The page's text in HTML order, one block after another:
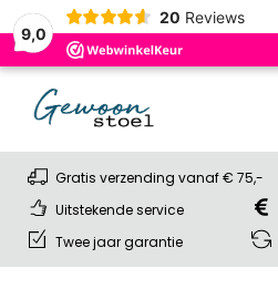
9,0
20 Reviews
Skip
content
Gratis verzending vanaf € 75,-
Uitstekende service
Twee jaar garantie